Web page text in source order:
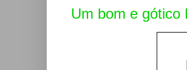
Um bom e gótico